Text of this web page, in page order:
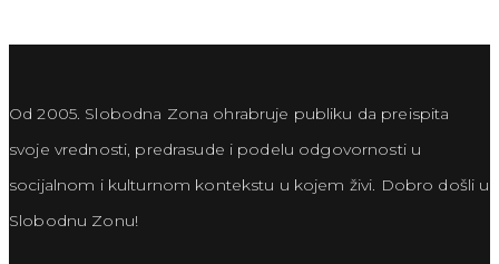
Od 2005. Slobodna Zona ohrabruje publiku da preispita
svoje vrednosti, predrasude i podelu odgovornosti u
socijalnom i kulturnom kontekstu u kojem živi. Dobro došli u
Slobodnu Zonu!